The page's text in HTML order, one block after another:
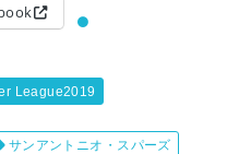
League2019
サンアントニオ・スパーズ